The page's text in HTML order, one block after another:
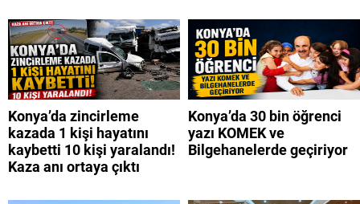
Konya’da zincirleme
kazada 1 kişi hayatını
kaybetti 10 kişi yaralandı!
Kaza anı ortaya çıktı
Konya’da 30 bin öğrenci
yazı KOMEK ve
Bilgehanelerde geçiriyor